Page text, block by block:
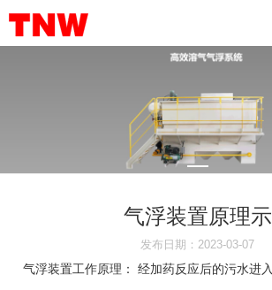
气浮装置原理示
发布日期：2023-03-07